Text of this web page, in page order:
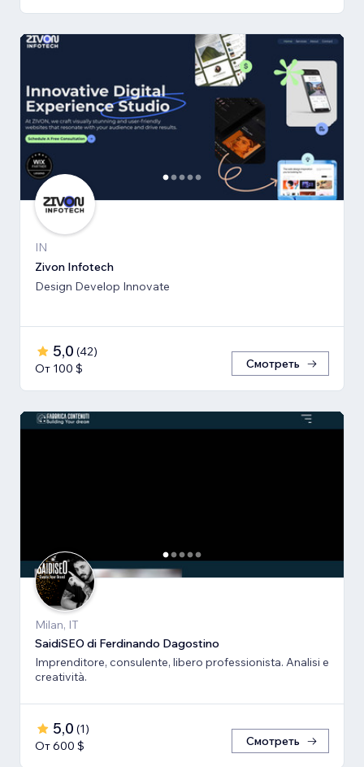
IN
Zivon Infotech
Design Develop Innovate
5,0 (42)
От 100 $
Смотреть
Milan, IT
SaidiSEO di Ferdinando Dagostino
Imprenditore, consulente, libero professionista. Analisi e
creatività.
5,0 (1)
От 600 $
Смотреть